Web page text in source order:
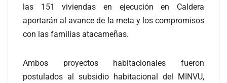
las 151 viviendas en ejecución en Caldera
aportarán al avance de la meta y los compromisos
con las familias atacameñas.
Ambos proyectos habitacionales fueron
postulados al subsidio habitacional del MINVU,